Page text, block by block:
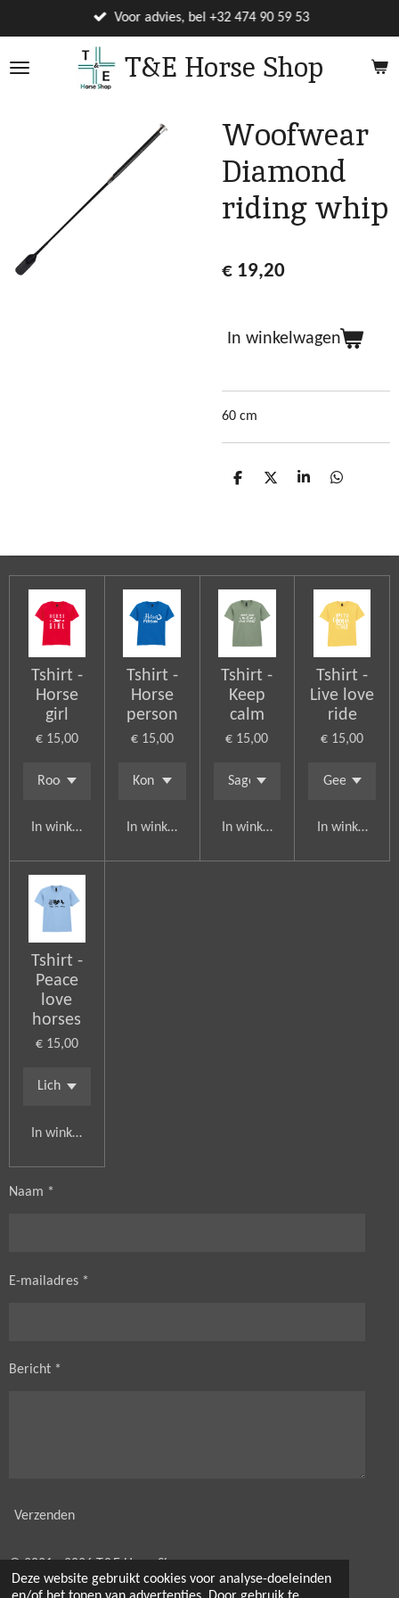
Deze website gebruikt cookies voor analyse-doeleinden
direct
naar
T&E Horse Shop
Voor advies, bel +32 474 90 59 53
Woofwear
Diamond
riding whip
€ 19,20
In winkelwagen
60 cm
D
D
S
D
Tshirt -
Horse
girl
€ 15,00
In winkelwagen
Tshirt -
Horse
person
€ 15,00
In winkelwagen
Tshirt -
Keep
calm
€ 15,00
In winkelwagen
Tshirt -
Live love
ride
€ 15,00
In
Tshirt -
Peace
love
horses
€ 15,00
In winkelwagen
Naam *
E-mailadres *
Bericht *
Verzenden
© 2021 - 2026 T&E HorseShop
Powered byJouwWeb